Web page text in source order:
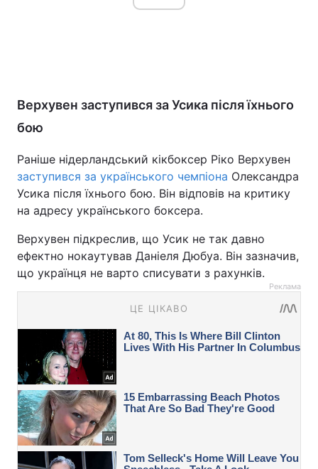
Верхувен заступився за Усика після їхнього
бою
Раніше нідерландський кікбоксер Ріко Верхувен
заступився за українського чемпіона Олександра
Усика після їхнього бою. Він відповів на критику
на адресу українського боксера.
Верхувен підкреслив, що Усик не так давно
ефектно нокаутував Даніеля Дюбуа. Він зазначив,
що українця не варто списувати з рахунків.
Реклама